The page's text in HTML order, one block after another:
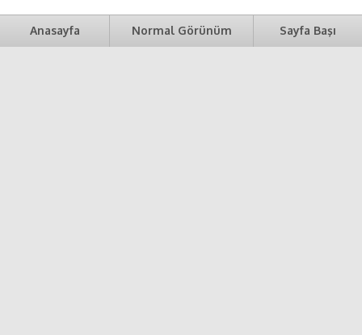
Anasayfa Normal Görünüm Sayfa Başı